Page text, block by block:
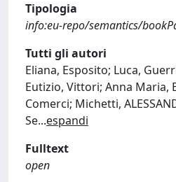
Tipologia
info:eu-repo/semantics/
Tutti gli autori
Eliana, Esposito; Luca,
Eutizio, Vittori; Anna Maria,
Comerci; Michetti,
Se...espandi
Fulltext
open